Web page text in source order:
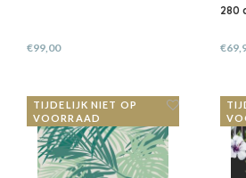
€99,00
280
TIJDELIJK NIET OP
VOORRAAD